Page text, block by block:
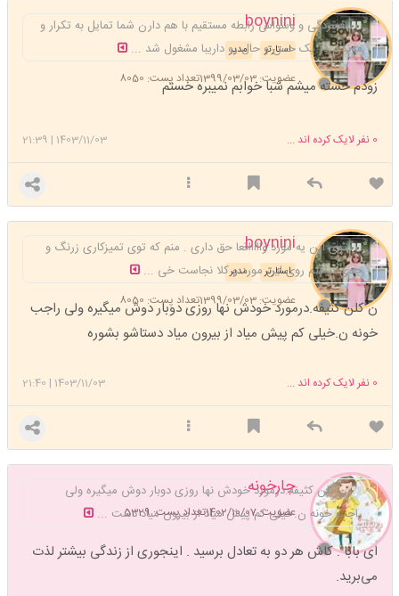
boynini
مدیر استارتر
عضویت: 1399/03/03 تعداد پست: 8050
افسردگی و وسواس رابطه مستقیم با هم دارن شما تمایل به تکرار و
موندن در یک حس و حال رو داریبا مشغول شد ...
زودم خسته میشم شبا خوابم نمیبره خستم
1403/11/03
|
21:39 0 نفر لایک کرده اند ...
boynini
مدیر استارتر
عضویت: 1399/03/03 تعداد پست: 8050
توی این یه مورد واااااقعا حق داری . منم که توی تمیزکاری زرنگ و
جدی نیستم روی این مورد و کلا نجاست خی ...
ن کلن کثیفه.درمورد خودش نها روزی دوبار دوش میگیره ولی راجب
خونه ن.خیلی کم پیش میاد از بیرون میاد دستاشو بشوره
1403/11/03
|
21:40 0 نفر لایک کرده اند ...
چارخونه
عضویت: 1402/10/07 تعداد پست: 5329
ن کلن کثیفه.درمورد خودش نها روزی دوبار دوش میگیره ولی
راجب خونه ن.خیلی کم پیش میاد از بیرون میاد دست ...
ای بابا . کاش هر دو به تعادل برسید . اینجوری از زندگی بیشتر لذت
می‌برید.